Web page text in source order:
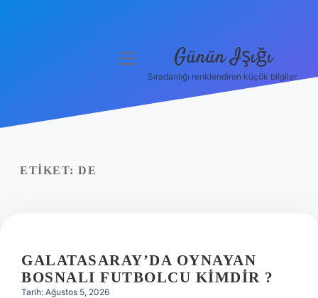
Yasal Uyarı
menüyü
Günün Işığı
Sıradanlığı renklendiren küçük bilgiler.
ETIKET: DE
GALATASARAY’DA OYNAYAN
BOSNALI FUTBOLCU KIMDIR ?
Tarih: Ağustos 5, 2026